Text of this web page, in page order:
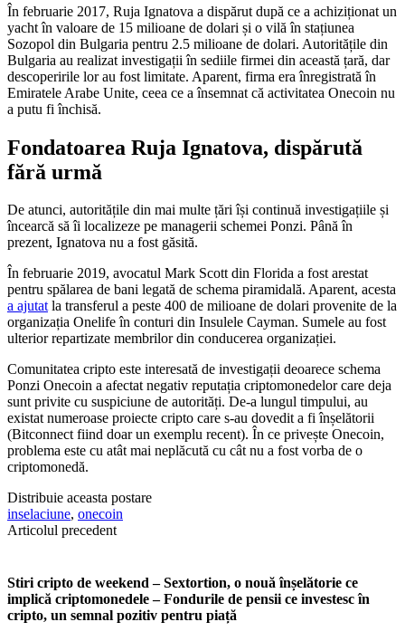
În februarie 2017, Ruja Ignatova a dispărut după ce a achiziționat un
yacht în valoare de 15 milioane de dolari și o vilă în stațiunea
Sozopol din Bulgaria pentru 2.5 milioane de dolari. Autoritățile din
Bulgaria au realizat investigații în sediile firmei din această țară, dar
descoperirile lor au fost limitate. Aparent, firma era înregistrată în
Emiratele Arabe Unite, ceea ce a însemnat că activitatea Onecoin nu
a putu fi închisă.
Fondatoarea Ruja Ignatova, dispărută
fără urmă
De atunci, autoritățile din mai multe țări își continuă investigațiile și
încearcă să îi localizeze pe managerii schemei Ponzi. Până în
prezent, Ignatova nu a fost găsită.
În februarie 2019, avocatul Mark Scott din Florida a fost arestat
pentru spălarea de bani legată de schema piramidală. Aparent, acesta
a ajutatla transferul a peste 400 de milioane de dolari provenite de la
organizația Onelife în conturi din Insulele Cayman. Sumele au fost
ulterior repartizate membrilor din conducerea organizației.
Comunitatea cripto este interesată de investigații deoarece schema
Ponzi Onecoin a afectat negativ reputația criptomonedelor care deja
sunt privite cu suspiciune de autorități. De-a lungul timpului, au
existat numeroase proiecte cripto care s-au dovedit a fi înșelătorii
(Bitconnect fiind doar un exemplu recent). În ce privește Onecoin,
problema este cu atât mai neplăcută cu cât nu a fost vorba de o
criptomonedă.
Distribuie aceasta postare
inselaciune, onecoin
Articolul precedent
Stiri cripto de weekend – Sextortion, o nouă înșelătorie ce
implică criptomonedele – Fondurile de pensii ce investesc în
cripto, un semnal pozitiv pentru piață